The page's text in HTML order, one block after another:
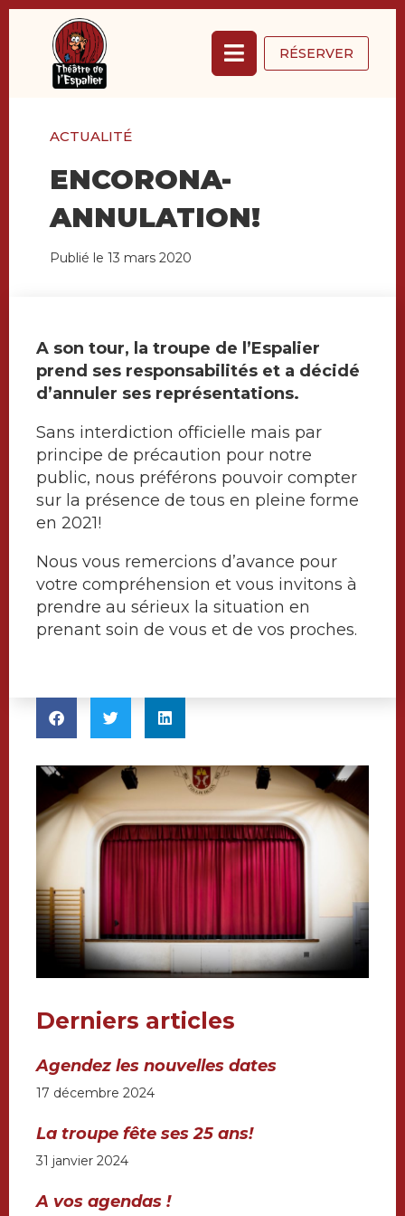
RÉSERVER
ACTUALITÉ
ENCORONA-
ANNULATION!
Publié le 13 mars 2020
A son tour, la troupe de l’Espalier
prend ses responsabilités et a décidé
d’annuler ses représentations.
Sans interdiction officielle mais par
principe de précaution pour notre
public, nous préférons pouvoir compter
sur la présence de tous en pleine forme
en 2021!
Nous vous remercions d’avance pour
votre compréhension et vous invitons à
prendre au sérieux la situation en
prenant soin de vous et de vos proches.
Derniers articles
Agendez les nouvelles dates
17 décembre 2024
La troupe fête ses 25 ans!
31 janvier 2024
A vos agendas !